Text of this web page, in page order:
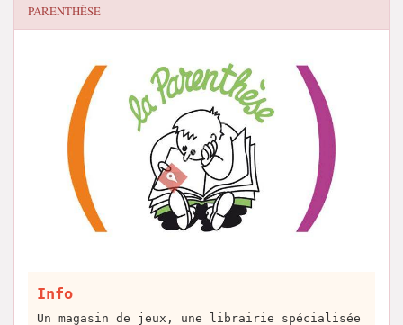
PARENTHÈSE
Info
Un magasin de jeux, une librairie spécialisée